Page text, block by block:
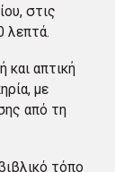
στις
λεπτά.
και απτική
με
από τη
τόπο